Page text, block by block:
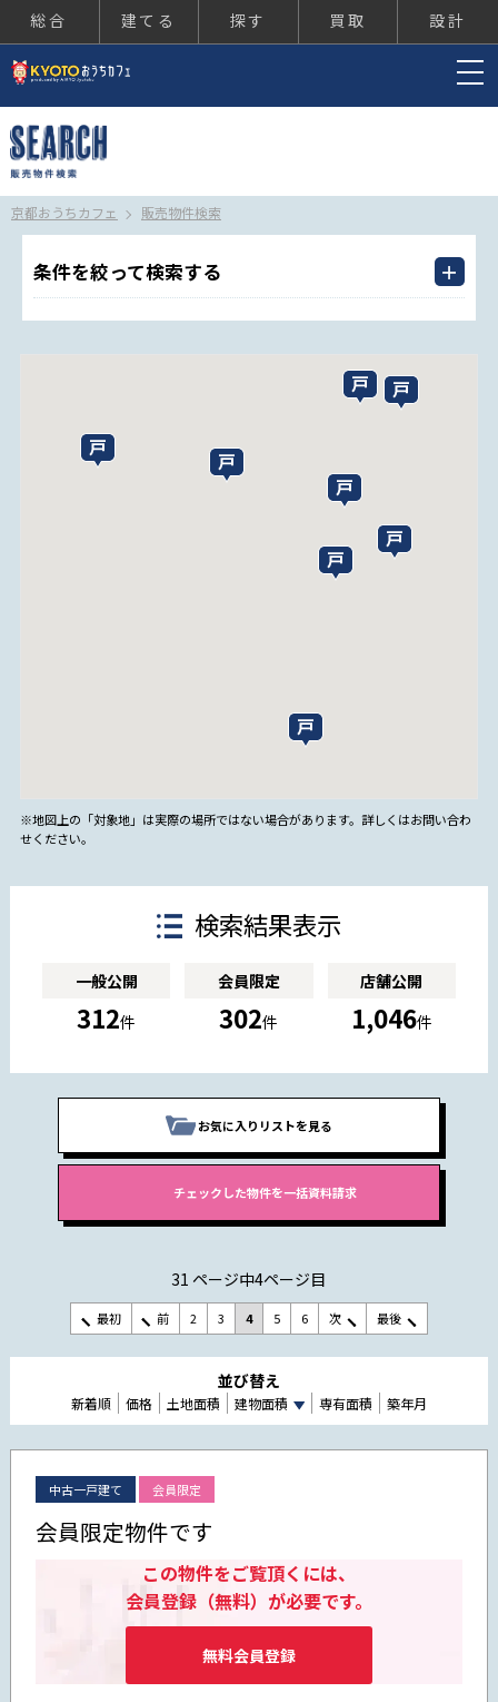
総合 建てる 探す 買取 設計
京都おうちカフェ 販売物件検索
条件を絞って検索する
※地図上の「対象地」は実際の場所ではない場合があります。詳しくはお問い合わ
せください。
検索結果表示
一般公開
312件
会員限定
302件
店舗公開
1,046件
お気に入りリストを見る
31 ページ中4ページ目
最初 前 2 3 4 5 6 次 最後
並び替え
新着順 価格 土地面積 建物面積 専有面積 築年月
中古一戸建て 会員限定
会員限定物件です
この物件をご覧頂くには、
会員登録（無料）が必要です。
無料会員登録